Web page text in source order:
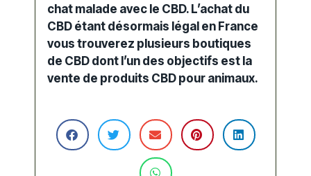
chat malade avec le CBD. L’achat du
CBD étant désormais légal en France
vous trouverez plusieurs boutiques
de CBD dont l’un des objectifs est la
vente de produits CBD pour animaux.